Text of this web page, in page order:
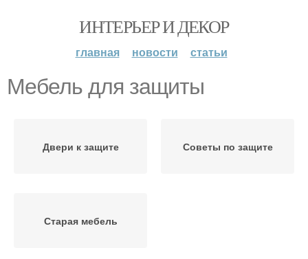
ИНТЕРЬЕР И ДЕКОР
главная новости статьи
Мебель для защиты
Двери к защите Советы по защите
Старая мебель